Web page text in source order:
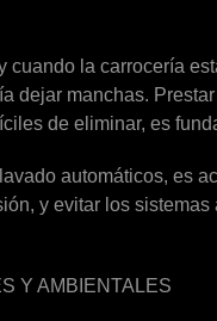
cuando la carrocería
dejar manchas.
de eliminar, es
automáticos, es
y evitar los
Y AMBIENTALES